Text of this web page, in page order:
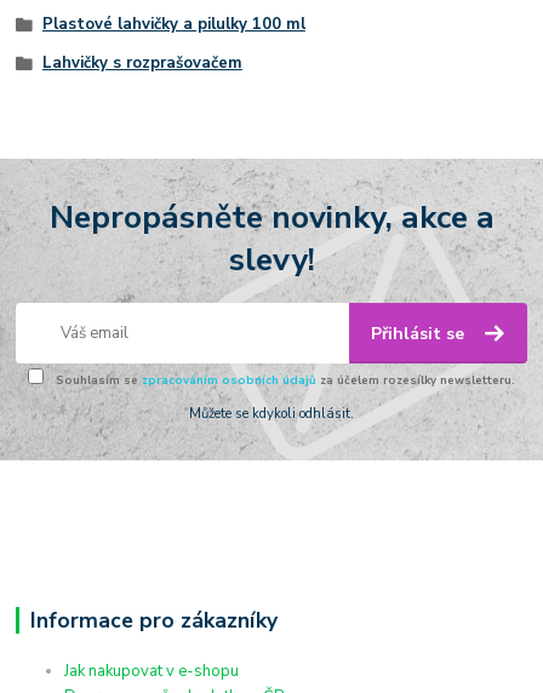
Plastové lahvičky a pilulky 100 ml
Lahvičky s rozprašovačem
Nepropásněte novinky, akce a
slevy!
Přihlásit se
Souhlasím se zpracováním osobních údajů za účelem rozesílky newsletteru.
Můžete se kdykoli odhlásit.
Informace pro zákazníky
Jak nakupovat v e-shopu